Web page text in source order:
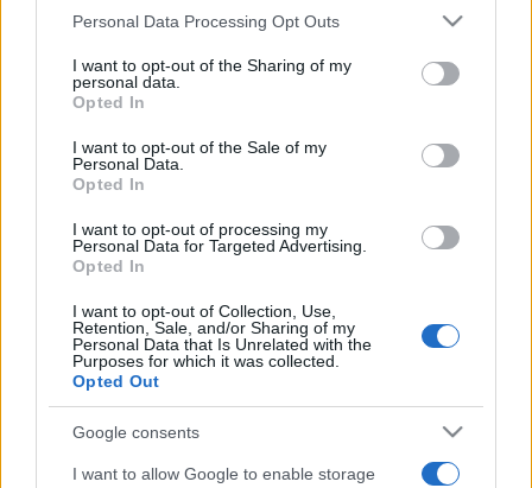
Please note that this website/app uses one or more Google
not limited to your visit or usage behaviour. You may click to
grant or deny consent to Google and its third-party tags to
use your data for below specified purposes in below Google
consent section.
Personal Data Processing Opt Outs
I want to opt-out of the Sharing of my
personal data.
Opted In
I want to opt-out of the Sale of my
Personal Data.
Opted In
I want to opt-out of processing my
Personal Data for Targeted Advertising.
Opted In
I want to opt-out of Collection, Use,
Retention, Sale, and/or Sharing of my
Personal Data that Is Unrelated with the
Purposes for which it was collected.
Opted Out
Google consents
I want to allow Google to enable storage
39 minuti fa
Corto circuito al Policlinico
Gemelli: evacuazione e timori per
burattino senza tempo
2 ore fa
La Capannina riapre: un simbolo di
speranza e sfida per il futuro di
Ostia
2 ore fa